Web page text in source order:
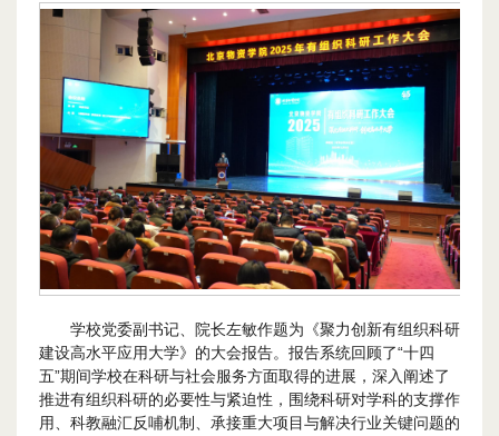
学校党委副书记、院长左敏作题为《聚力创新有组织科研
建设高水平应用大学》的大会报告。报告系统回顾了“十四
五”期间学校在科研与社会服务方面取得的进展，深入阐述了
推进有组织科研的必要性与紧迫性，围绕科研对学科的支撑作
用、科教融汇反哺机制、承接重大项目与解决行业关键问题的